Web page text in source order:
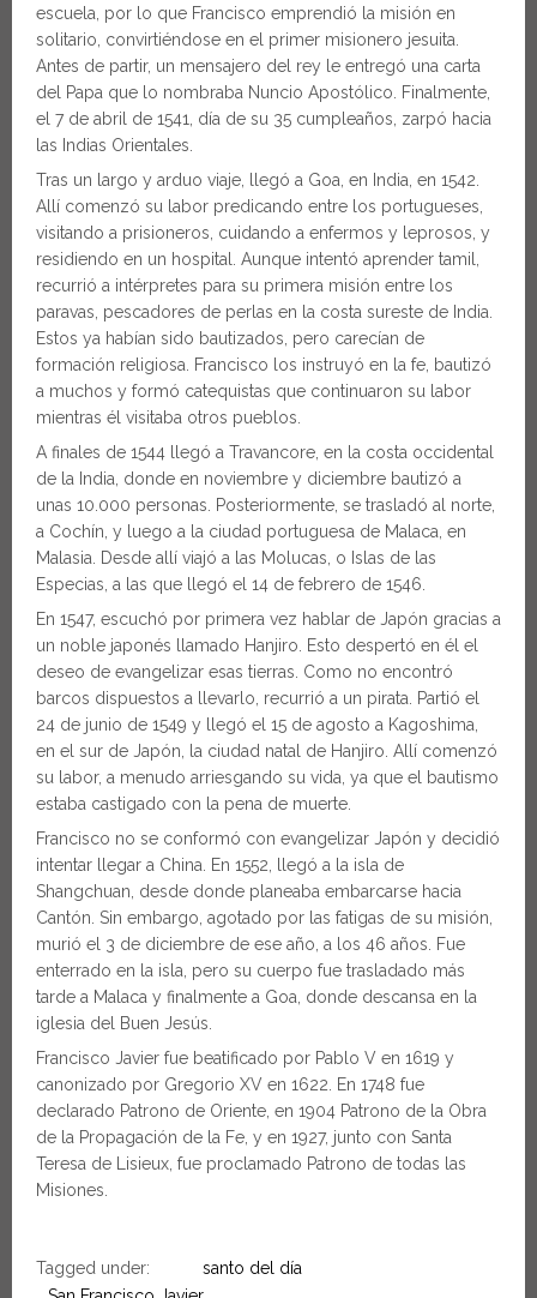
escuela, por lo que Francisco emprendió la misión en
solitario, convirtiéndose en el primer misionero jesuita.
Antes de partir, un mensajero del rey le entregó una carta
del Papa que lo nombraba Nuncio Apostólico. Finalmente,
el 7 de abril de 1541, día de su 35 cumpleaños, zarpó hacia
las Indias Orientales.
Tras un largo y arduo viaje, llegó a Goa, en India, en 1542.
Allí comenzó su labor predicando entre los portugueses,
visitando a prisioneros, cuidando a enfermos y leprosos, y
residiendo en un hospital. Aunque intentó aprender tamil,
recurrió a intérpretes para su primera misión entre los
paravas, pescadores de perlas en la costa sureste de India.
Estos ya habían sido bautizados, pero carecían de
formación religiosa. Francisco los instruyó en la fe, bautizó
a muchos y formó catequistas que continuaron su labor
mientras él visitaba otros pueblos.
A finales de 1544 llegó a Travancore, en la costa occidental
de la India, donde en noviembre y diciembre bautizó a
unas 10.000 personas. Posteriormente, se trasladó al norte,
a Cochín, y luego a la ciudad portuguesa de Malaca, en
Malasia. Desde allí viajó a las Molucas, o Islas de las
Especias, a las que llegó el 14 de febrero de 1546.
En 1547, escuchó por primera vez hablar de Japón gracias a
un noble japonés llamado Hanjiro. Esto despertó en él el
deseo de evangelizar esas tierras. Como no encontró
barcos dispuestos a llevarlo, recurrió a un pirata. Partió el
24 de junio de 1549 y llegó el 15 de agosto a Kagoshima,
en el sur de Japón, la ciudad natal de Hanjiro. Allí comenzó
su labor, a menudo arriesgando su vida, ya que el bautismo
estaba castigado con la pena de muerte.
Francisco no se conformó con evangelizar Japón y decidió
intentar llegar a China. En 1552, llegó a la isla de
Shangchuan, desde donde planeaba embarcarse hacia
Cantón. Sin embargo, agotado por las fatigas de su misión,
murió el 3 de diciembre de ese año, a los 46 años. Fue
enterrado en la isla, pero su cuerpo fue trasladado más
tarde a Malaca y finalmente a Goa, donde descansa en la
iglesia del Buen Jesús.
Francisco Javier fue beatificado por Pablo V en 1619 y
canonizado por Gregorio XV en 1622. En 1748 fue
declarado Patrono de Oriente, en 1904 Patrono de la Obra
de la Propagación de la Fe, y en 1927, junto con Santa
Teresa de Lisieux, fue proclamado Patrono de todas las
Misiones.
Tagged under:
santo del día